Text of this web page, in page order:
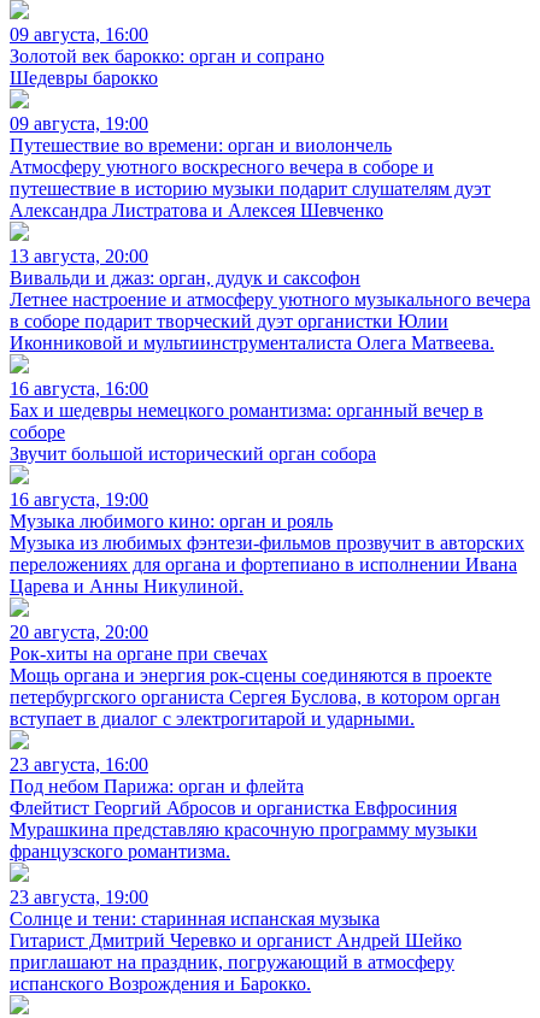
09 августа, 16:00
Золотой век барокко: орган и сопрано
Шедевры барокко
09 августа, 19:00
Путешествие во времени: орган и виолончель
Атмосферу уютного воскресного вечера в соборе и
путешествие в историю музыки подарит слушателям дуэт
Александра Листратова и Алексея Шевченко
13 августа, 20:00
Вивальди и джаз: орган, дудук и саксофон
Летнее настроение и атмосферу уютного музыкального вечера
в соборе подарит творческий дуэт органистки Юлии
Иконниковой и мультиинструменталиста Олега Матвеева.
16 августа, 16:00
Бах и шедевры немецкого романтизма: органный вечер в
соборе
Звучит большой исторический орган собора
16 августа, 19:00
Музыка любимого кино: орган и рояль
Музыка из любимых фэнтези-фильмов прозвучит в авторских
переложениях для органа и фортепиано в исполнении Ивана
Царева и Анны Никулиной.
20 августа, 20:00
Рок-хиты на органе при свечах
Мощь органа и энергия рок-сцены соединяются в проекте
петербургского органиста Сергея Буслова, в котором орган
вступает в диалог с электрогитарой и ударными.
23 августа, 16:00
Под небом Парижа: орган и флейта
Флейтист Георгий Абросов и органистка Евфросиния
Мурашкина представляю красочную программу музыки
французского романтизма.
23 августа, 19:00
Солнце и тени: старинная испанская музыка
Гитарист Дмитрий Черевко и органист Андрей Шейко
приглашают на праздник, погружающий в атмосферу
испанского Возрождения и Барокко.